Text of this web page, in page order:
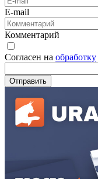
E-mail
Комментарий
Согласен на обработку